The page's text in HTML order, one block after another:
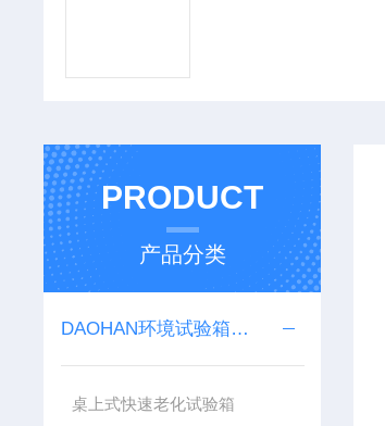
PRODUCT
产品分类
DAOHAN环境试验箱系列
桌上式快速老化试验箱